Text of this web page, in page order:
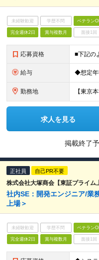
未経験歓迎 学歴不問 ベテラン
完全週休2日 賞与複数月 面接1回
応募資格
給与
勤務地
求人を見る
掲載終了
正社員 自己PR不要
株式会社大塚商会【東証プライム
社内SE：開発エンジニア/業
上場＞
未経験歓迎 学歴不問 ベテラン
完全週休2日 賞与複数月 面接1回